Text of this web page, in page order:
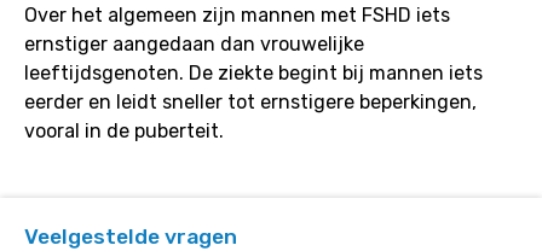
in
het
verloop
van
FSHD?
Over het algemeen zijn mannen met FSHD iets
ernstiger aangedaan dan vrouwelijke
leeftijdsgenoten. De ziekte begint bij mannen iets
eerder en leidt sneller tot ernstigere beperkingen,
vooral in de puberteit.
Veelgestelde vragen